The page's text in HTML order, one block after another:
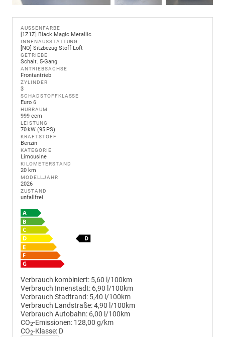
AUSSENFARBE
[1Z1Z] Black Magic Metallic
INNENAUSSTATTUNG
[NQ] Sitzbezug Stoff Loft
GETRIEBE
Schalt. 5-Gang
ANTRIEBSACHSE
Frontantrieb
ZYLINDER
3
SCHADSTOFFKLASSE
Euro 6
HUBRAUM
999 ccm
LEISTUNG
70 kW (95 PS)
KRAFTSTOFF
Benzin
KATEGORIE
Limousine
KILOMETERSTAND
20 km
MODELLJAHR
2026
ZUSTAND
unfallfrei
Verbrauch kombiniert: 5,60 l/100km
Verbrauch Innenstadt: 6,90 l/100km
Verbrauch Stadtrand: 5,40 l/100km
Verbrauch Landstraße:4,90 l/100km
Verbrauch Autobahn: 6,00 l/100km
CO2-Emissionen: 128,00 g/km
CO2-Klasse: D